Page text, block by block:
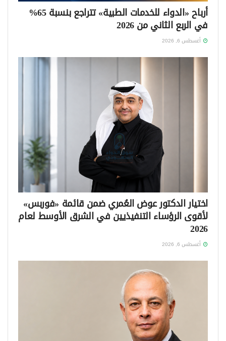
أرباح «الدواء للخدمات الطبية» تتراجع بنسبة 65%
في الربع الثاني من 2026
أغسطس 6, 2026
اختيار الدكتور عوض العُمري ضمن قائمة «فوربس»
لأقوى الرؤساء التنفيذيين في الشرق الأوسط لعام
2026
أغسطس 6, 2026